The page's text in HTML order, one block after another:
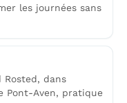
les journées sans
Rosted, dans
Pont-Aven, pratique